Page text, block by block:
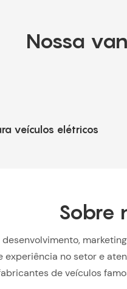
Nossa
veículos elétricos
Sobre
no setor e
de veículos